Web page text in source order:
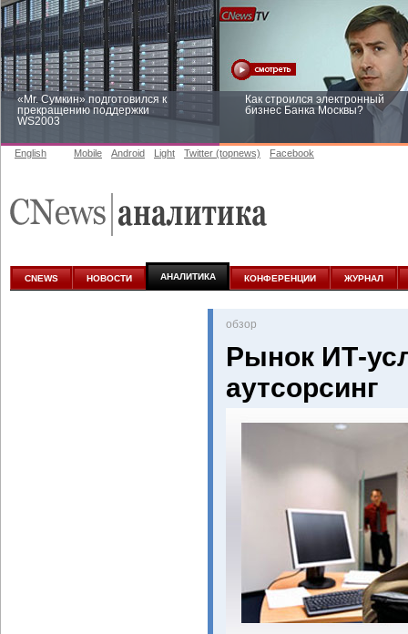
«Mr. Сумкин» подготовился к
прекращению поддержки
WS2003
Как строился электронный
бизнес Банка Москвы?
аналитике
English Mobile Android Light Twitter (topnews) Facebook
CNEWS НОВОСТИ АНАЛИТИКА КОНФЕРЕНЦИИ ЖУРНАЛ
oбзор
Рынок ИТ-
аутсорсинг